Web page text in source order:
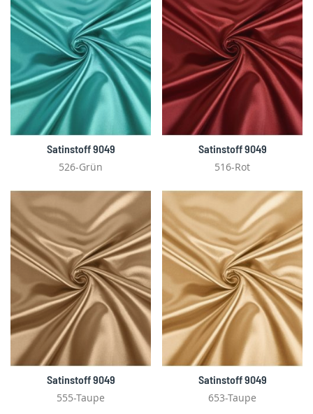
Satinstoff 9049
526-Grün
Satinstoff 9049
516-Rot
Satinstoff 9049
555-Taupe
Satinstoff 9049
653-Taupe